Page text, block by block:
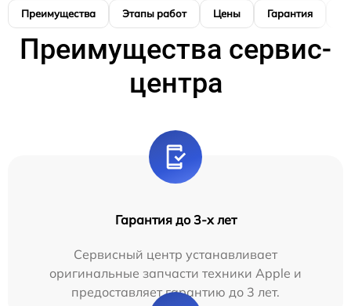
Преимущества Этапы работ Цены Гарантия
Преимущества сервис-
центра
Гарантия до 3-х лет
Сервисный центр устанавливает
оригинальные запчасти техники Apple и
предоставляет гарантию до 3 лет.